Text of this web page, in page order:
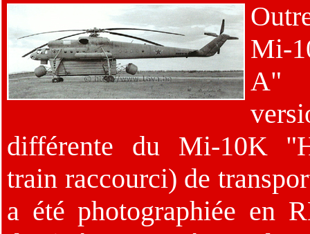
Mi-
A"
différente du Mi-10K
train raccourci) de
a été photographiée en